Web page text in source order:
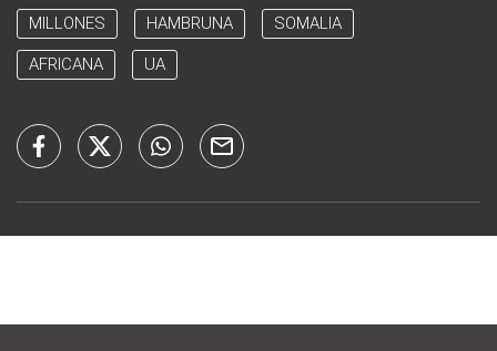
MILLONES HAMBRUNA SOMALIA
AFRICANA UA